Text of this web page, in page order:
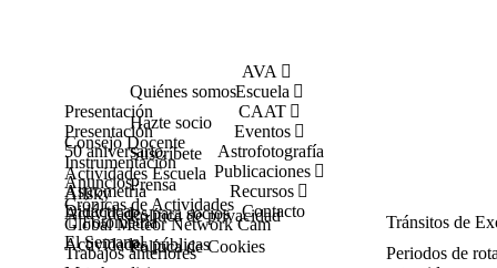
AVA
Quiénes somos
Hazte socio
Suscríbete
Prensa
Política de privacidad
Política de Cookies
Escuela
Presentación
Consejo Docente
Actividades Escuela
Crónicas de Actividades
CAAT
Presentación
Instrumentación
Allsky
Global Meteor Network Cam
Eventos
50 aniversario
Anuncios
Actividades para socios
Actividades públicas
Astrofotografía
Publicaciones
Astrometría
Fotometría
Tránsitos de
Periodos de
Trabajos anteriores
Recursos
Didáctica
El Semanal
Contacto